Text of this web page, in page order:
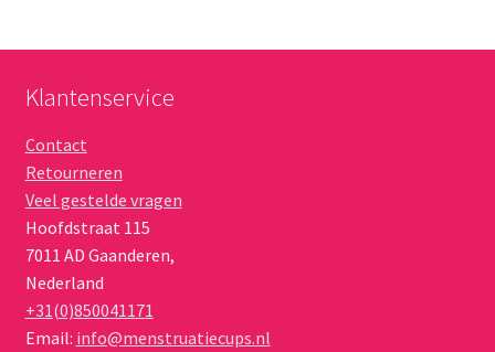
Klantenservice
Contact
Retourneren
Veel gestelde vragen
Hoofdstraat 115
7011 AD Gaanderen,
Nederland
+31(0)850041171
Email: info@menstruatiecups.nl